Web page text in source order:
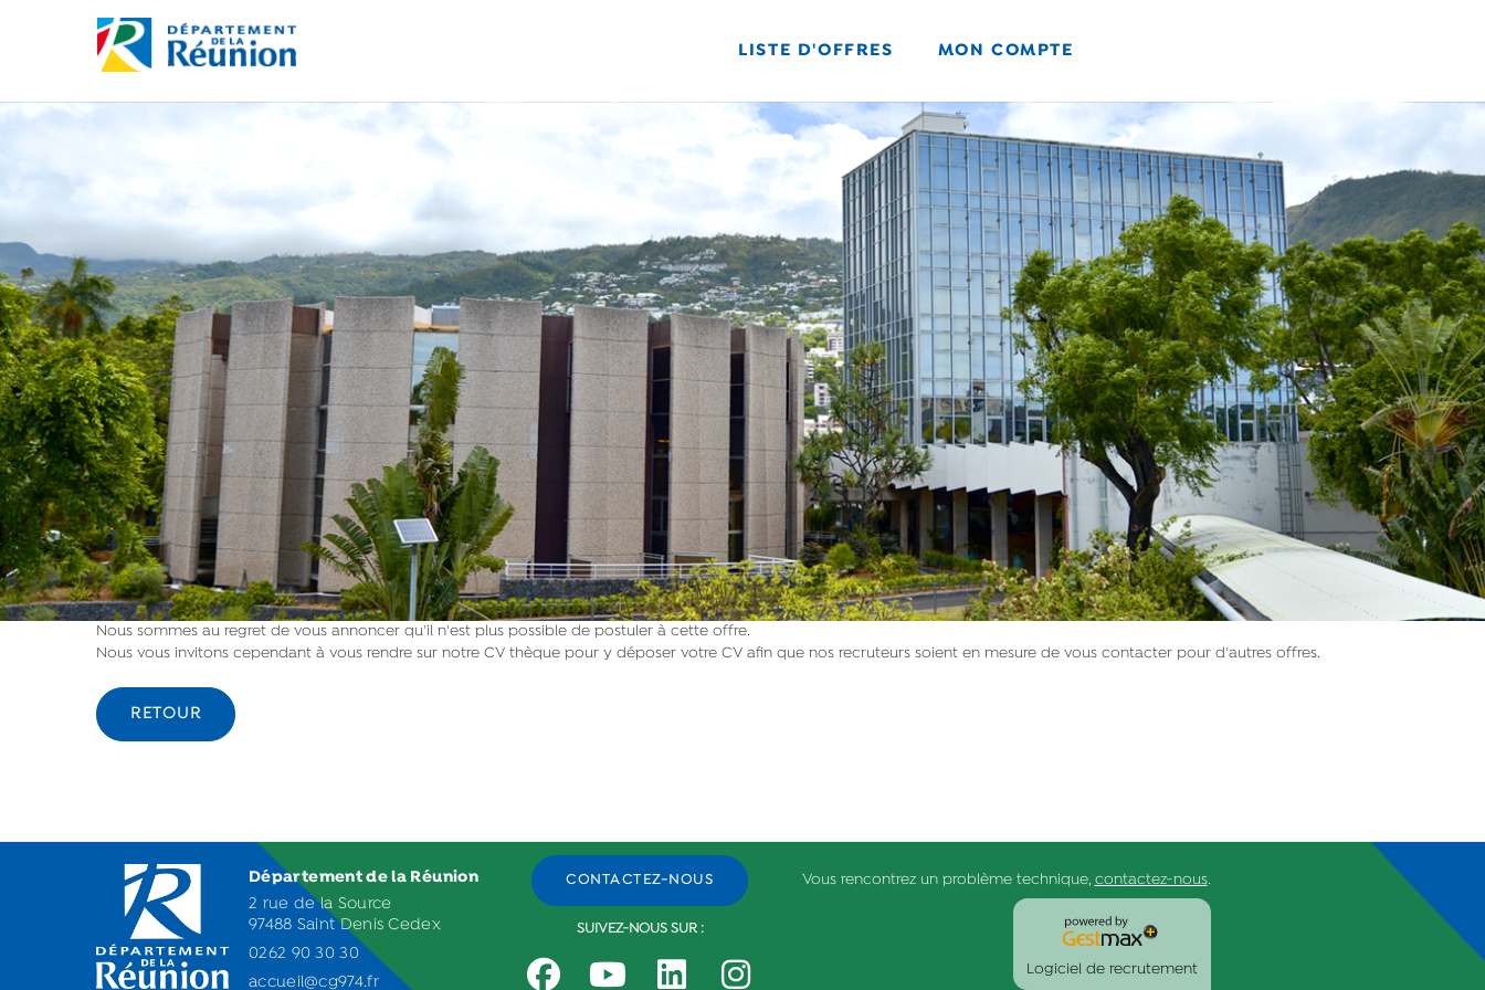
LISTE D'OFFRES MON COMPTE
Nous sommes au regret de vous annoncer qu'il n'est plus possible de postuler à cette offre.
Nous vous invitons cependant à vous rendre sur notre CV thèque pour y déposer votre CV afin que nos recruteurs soient en mesure de vous contacter pour d'autres offres.
RETOUR
Département de la Réunion
2 rue de la Source
97488 Saint Denis Cedex
0262 90 30 30
accueil@cg974.fr
CONTACTEZ-NOUS
SUIVEZ-NOUS SUR :
Vous rencontrez un problème technique, contactez-nous.
Logiciel de recrutement